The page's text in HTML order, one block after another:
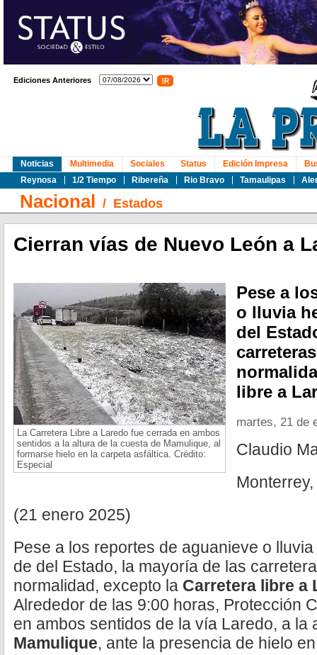
Ediciones Anteriores
Noticias
Reynosa
1/2 Tiempo Ribereña Rio Bravo Tamaulipas
Multimedia Sociales Status Edición Impresa
Nacional / Estados
Cierran vías de Nuevo León a
La Carretera Libre a Laredo fue cerrada en ambos
sentidos a la altura de la cuesta de Mamulique, al
formarse hielo en la carpeta asfáltica. Crédito:
Especial
Pese a
o lluvia
del
libre a
martes, 21 de
Claudio
(21 enero 2025)
Pese a los reportes de aguanieve o
de del Estado, la mayoría de las
normalidad, excepto la Carretera libre a
Alrededor de las 9:00 horas, Protección
en ambos sentidos de la vía Laredo, a la
Mamulique, ante la presencia de hielo